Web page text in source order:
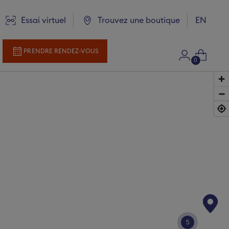
Essai virtuel Trouvez une boutique Langue
EN
PRENDRE RENDEZ-VOUS
0
5